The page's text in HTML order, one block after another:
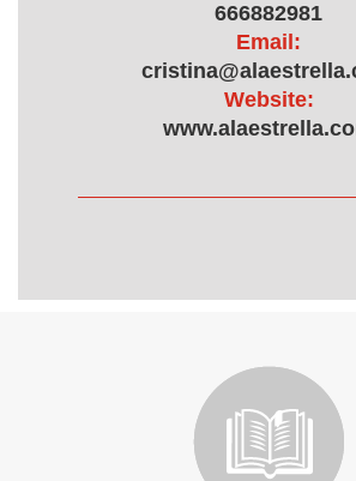
666882981
Email:
Website: